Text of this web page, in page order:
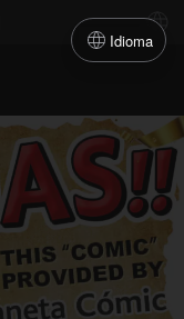
Idioma